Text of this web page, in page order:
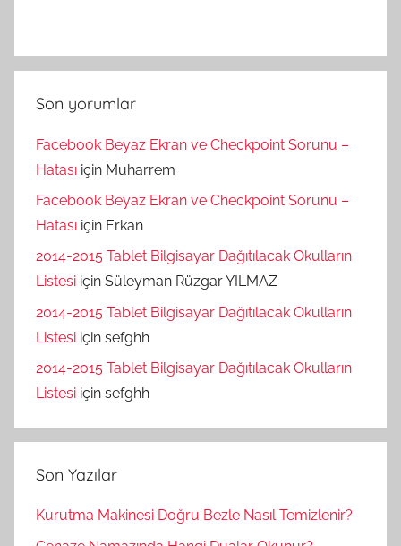
Son yorumlar
Facebook Beyaz Ekran ve Checkpoint Sorunu –
Hatası için Muharrem
Facebook Beyaz Ekran ve Checkpoint Sorunu –
Hatası için Erkan
2014-2015 Tablet Bilgisayar Dağıtılacak Okulların
Listesi için Süleyman Rüzgar YILMAZ
2014-2015 Tablet Bilgisayar Dağıtılacak Okulların
Listesi için sefghh
2014-2015 Tablet Bilgisayar Dağıtılacak Okulların
Listesi için sefghh
Son Yazılar
Kurutma Makinesi Doğru Bezle Nasıl Temizlenir?